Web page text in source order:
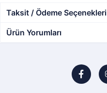
Taksit / Ödeme Seçenekleri
Ürün Yorumları